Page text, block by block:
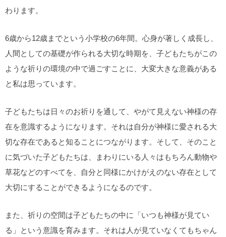
わります。
6歳から12歳までという小学校の6年間。心身が著しく成長し、
人間としての基礎が作られる大切な時期を、子どもたちがこの
ような祈りの環境の中で過ごすことに、大変大きな意義がある
と私は思っています。
子どもたちは日々のお祈りを通して、やがて見えない神様の存
在を意識するようになります。それは自分が神様に愛される大
切な存在であると知ることにつながります。そして、そのこと
に気づいた子どもたちは、まわりにいる人々はもちろん動物や
草花などのすべてを、自分と同様にかけがえのない存在として
大切にすることができるようになるのです。
また、祈りの空間は子どもたちの中に「いつも神様が見てい
る」という意識を育みます。それは人が見ていなくてもちゃん